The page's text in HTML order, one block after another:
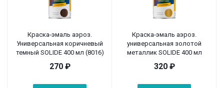
Краска-эмаль аэроз.
Универсальная коричневый
темный SOLIDE 400 мл (8016)
270₽
Краска-эмаль аэроз.
универсальная золотой
металлик SOLIDE 400 мл
320₽